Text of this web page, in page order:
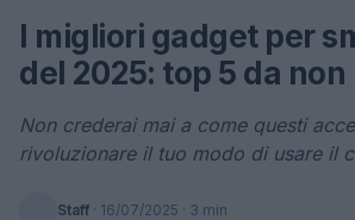
I migliori gadget per
del 2025: top 5 da
Non crederai mai a come questi
rivoluzionare il tuo modo di usare il
Staff · 16/07/2025 · 3 min